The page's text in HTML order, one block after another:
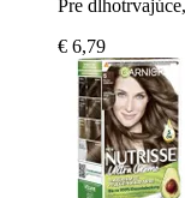
Pre
€ 6,79